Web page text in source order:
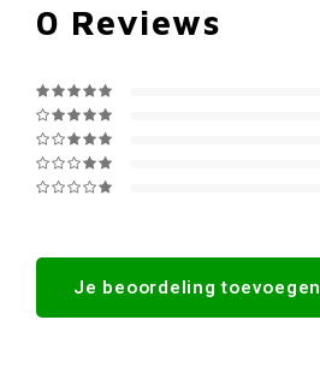
0 Reviews
Je beoordeling toevoegen